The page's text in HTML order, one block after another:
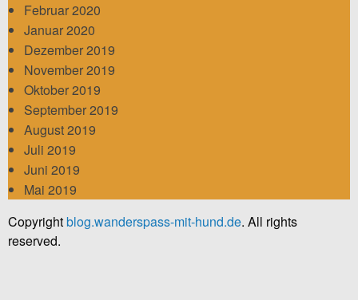
Februar 2020
Januar 2020
Dezember 2019
November 2019
Oktober 2019
September 2019
August 2019
Juli 2019
Juni 2019
Mai 2019
Copyrightblog.wanderspass-mit-hund.de. All rights
reserved.